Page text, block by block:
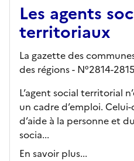
Les agents
territoriaux
La gazette des
des régions - N°2814-
L’agent social territorial
un cadre d’emploi.
d’aide à la personne et
socia...
En savoir plus...